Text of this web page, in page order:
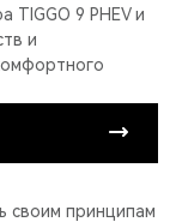
TIGGO 9 PHEV и
и
своим принципам